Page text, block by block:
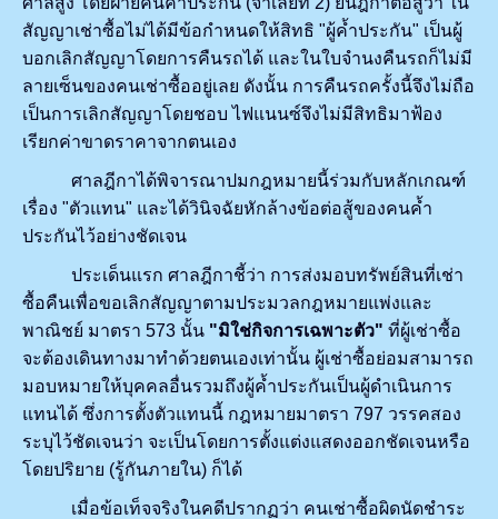
สัญญาเช่าซื้อไม่ได้มีข้อกำหนดให้สิทธิ "ผู้ค้ำประกัน" เป็นผู้
บอกเลิกสัญญาโดยการคืนรถได้ และในใบจำนงคืนรถก็ไม่มี
ลายเซ็นของคนเช่าซื้ออยู่เลย ดังนั้น การคืนรถครั้งนี้จึงไม่ถือ
เป็นการเลิกสัญญาโดยชอบ ไฟแนนซ์จึงไม่มีสิทธิมาฟ้อง
เรียกค่าขาดราคาจากตนเอง
ศาลฎีกาได้พิจารณาปมกฎหมายนี้ร่วมกับหลักเกณฑ์
เรื่อง "ตัวแทน" และได้วินิจฉัยหักล้างข้อต่อสู้ของคนค้ำ
ประกันไว้อย่างชัดเจน
ประเด็นแรก ศาลฎีกาชี้ว่า การส่งมอบทรัพย์สินที่เช่า
ซื้อคืนเพื่อขอเลิกสัญญาตามประมวลกฎหมายแพ่งและ
พาณิชย์ มาตรา 573 นั้น "มิใช่กิจการเฉพาะตัว" ที่ผู้เช่าซื้อ
จะต้องเดินทางมาทำด้วยตนเองเท่านั้น ผู้เช่าซื้อย่อมสามารถ
มอบหมายให้บุคคลอื่นรวมถึงผู้ค้ำประกันเป็นผู้ดำเนินการ
แทนได้ ซึ่งการตั้งตัวแทนนี้ กฎหมายมาตรา 797 วรรคสอง
ระบุไว้ชัดเจนว่า จะเป็นโดยการตั้งแต่งแสดงออกชัดเจนหรือ
โดยปริยาย (รู้กันภายใน) ก็ได้
เมื่อข้อเท็จจริงในคดีปรากฏว่า คนเช่าซื้อผิดนัดชำระ